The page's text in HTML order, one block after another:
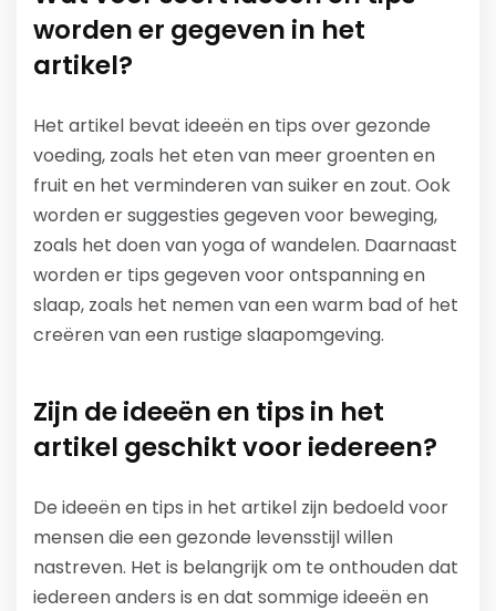
worden er gegeven in het
artikel?
Het artikel bevat ideeën en tips over gezonde
voeding, zoals het eten van meer groenten en
fruit en het verminderen van suiker en zout. Ook
worden er suggesties gegeven voor beweging,
zoals het doen van yoga of wandelen. Daarnaast
worden er tips gegeven voor ontspanning en
slaap, zoals het nemen van een warm bad of het
creëren van een rustige slaapomgeving.
Zijn de ideeën en tips in het
artikel geschikt voor iedereen?
De ideeën en tips in het artikel zijn bedoeld voor
mensen die een gezonde levensstijl willen
nastreven. Het is belangrijk om te onthouden dat
iedereen anders is en dat sommige ideeën en